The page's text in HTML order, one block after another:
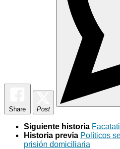
Share Post
Siguiente historia
Historia previa Políticos
prisión domiciliaria